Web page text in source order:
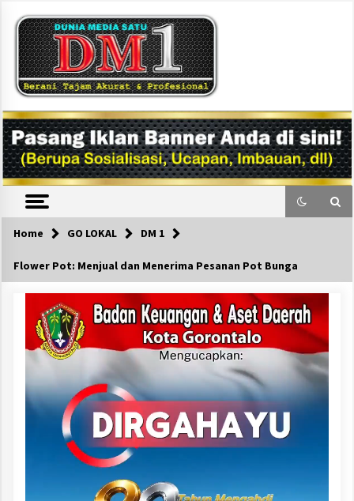
content
DM1
Home GO LOKAL DM 1
Flower Pot: Menjual dan Menerima Pesanan Pot Bunga